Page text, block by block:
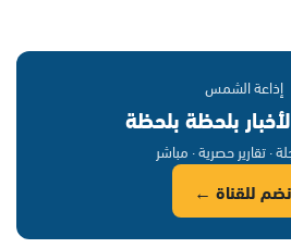
إذاعة الشمس
بلحظة بلحظة
· تقارير حصرية · مباشر
للقناة ←